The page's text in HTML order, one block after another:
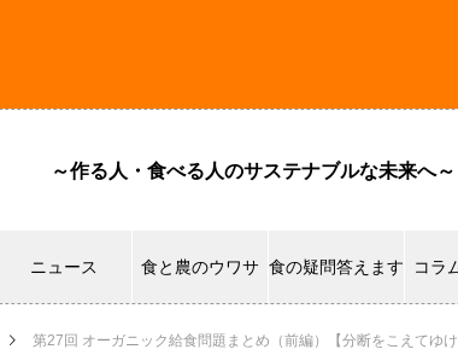
～作る人・食べる人のサステナブルな未来へ～
ニュース 食と農のウワサ 食の疑問答えます コラ
第27回 オーガニック給食問題まとめ（前編）【分断をこえてゆ